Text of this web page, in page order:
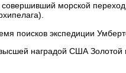
совершивший морской
поисков экспедиции
наградой США Золотой